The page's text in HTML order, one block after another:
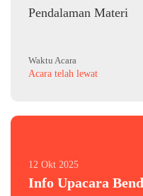
Pendalaman Materi
Waktu Acara
Acara telah lewat
12 Okt 2025
Info Upacara